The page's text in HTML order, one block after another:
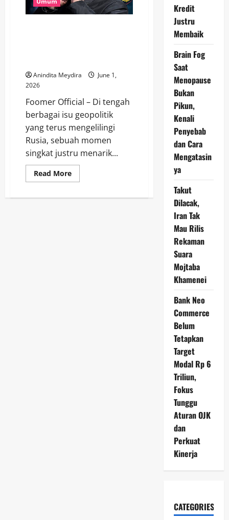
Langsung
demi
Anindita Meydira
June 1,
2026
Foomer Official – Di tengah
berbagai isu geopolitik
yang terus mengelilingi
Rusia, sebuah momen
singkat justru menarik...
Read MoreRead
more
Disapa
Kredit
Justru
Membaik
Brain Fog
Saat
Menopause
Bukan
Pikun,
Kenali
Penyebab
dan Cara
Mengatasin
ya
Takut
Dilacak,
Iran Tak
Mau Rilis
Rekaman
Suara
Mojtaba
Khamenei
Bank Neo
Commerce
Belum
Tetapkan
Target
Modal Rp 6
Triliun,
Fokus
Tunggu
Aturan OJK
dan
Perkuat
Kinerja
CATEGORIES